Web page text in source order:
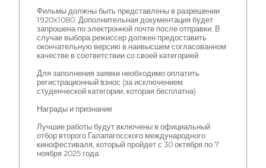
Фильмы должны быть представлены в разрешении
1920x1080. Дополнительная документация будет
запрошена по электронной почте после отправки. В
случае выбора режиссер должен предоставить
окончательную версию в наивысшем согласованном
качестве в соответствии со своей категорией.
Для заполнения заявки необходимо оплатить
регистрационный взнос (за исключением
студенческой категории, которая бесплатна).
Награды и признание
Лучшие работы будут включены в официальный
отбор второго Галапагосского международного
кинофестиваля, который пройдет с 30 октября по 7
ноября 2025 года.